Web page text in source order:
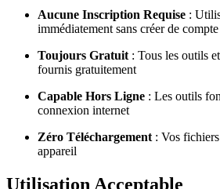
Aucune Inscription Requise :
immédiatement sans créer de compte
Toujours Gratuit: Tous les outils
fournis gratuitement
Capable Hors Ligne : Les outils
connexion internet
Zéro Téléchargement: Vos
appareil
Utilisation Acceptable